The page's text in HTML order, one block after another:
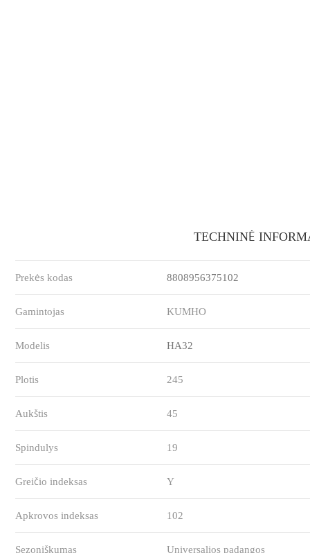
TECHNINĖ
Prekės kodas 8808956375102
Gamintojas KUMHO
Modelis HA32
Plotis 245
Aukštis 45
Spindulys 19
Greičio indeksas Y
Apkrovos indeksas 102
Sezoniškumas Universalios padangos